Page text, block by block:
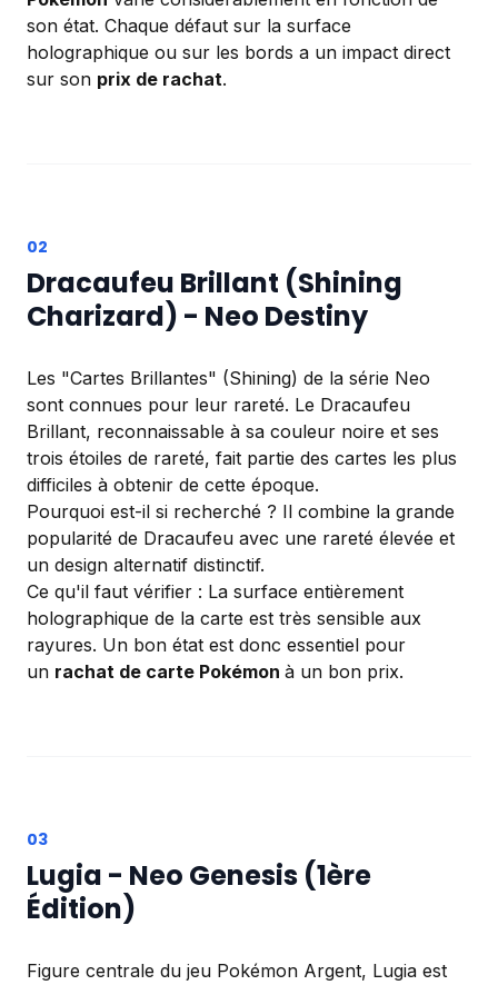
son état. Chaque défaut sur la surface
holographique ou sur les bords a un impact direct
sur son prix de rachat.
Dracaufeu Brillant (Shining
Charizard) - Neo Destiny
Les "Cartes Brillantes" (Shining) de la série Neo
sont connues pour leur rareté. Le Dracaufeu
Brillant, reconnaissable à sa couleur noire et ses
trois étoiles de rareté, fait partie des cartes les plus
difficiles à obtenir de cette époque.
Pourquoi est-il si recherché ? Il combine la grande
popularité de Dracaufeu avec une rareté élevée et
un design alternatif distinctif.
Ce qu'il faut vérifier : La surface entièrement
holographique de la carte est très sensible aux
rayures. Un bon état est donc essentiel pour
un rachat de carte Pokémon à un bon prix.
Lugia - Neo Genesis (1ère
Édition)
Figure centrale du jeu Pokémon Argent, Lugia est